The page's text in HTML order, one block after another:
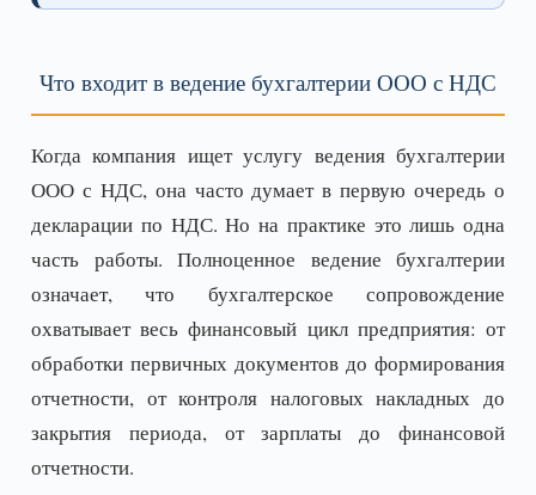
Что входит в ведение бухгалтерии ООО с НДС
Когда компания ищет услугу ведения бухгалтерии
ООО с НДС, она часто думает в первую очередь о
декларации по НДС. Но на практике это лишь одна
часть работы. Полноценное ведение бухгалтерии
означает, что бухгалтерское сопровождение
охватывает весь финансовый цикл предприятия: от
обработки первичных документов до формирования
отчетности, от контроля налоговых накладных до
закрытия периода, от зарплаты до финансовой
отчетности.